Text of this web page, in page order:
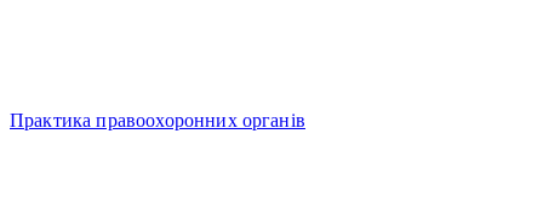
Практика правоохоронних органів